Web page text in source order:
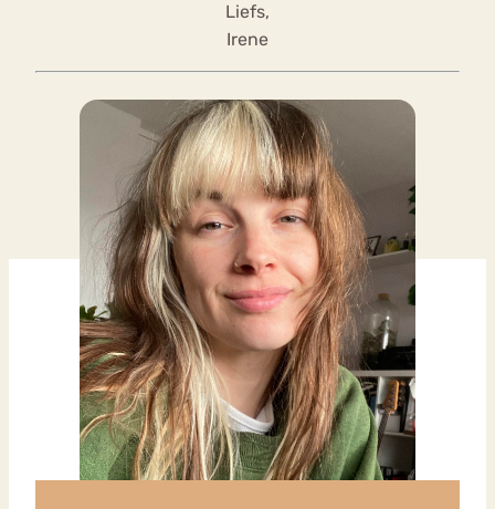
Liefs,
Irene